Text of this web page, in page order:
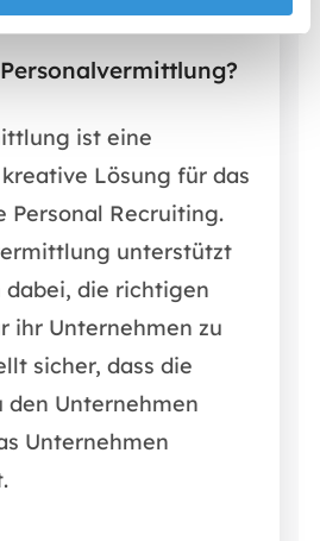
ist eine
Lösung für das
Personal Recruiting.
unterstützt
dabei, die richtigen
ihr Unternehmen zu
sicher, dass die
den Unternehmen
Unternehmen